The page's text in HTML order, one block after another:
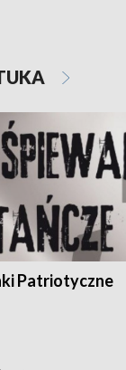
Patriotyczne